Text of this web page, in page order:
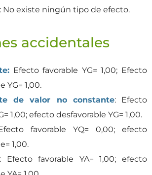
: No existe ningún tipo de efecto.
accidentales
Efecto favorable YG= 1,00; Efecto
YG= 1,00.
de valor no constante: Efecto
1,00; efecto desfavorable YG= 1,00.
favorable YQ= 0,00; efecto
1,00.
: Efecto favorable YA= 1,00; efecto